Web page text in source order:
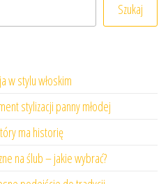
Szukaj
w stylu włoskim
stylizacji panny młodej
ma historię
na ślub – jakie wybrać?